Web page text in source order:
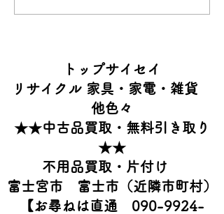
​トップサイセイ
リサイクル 家具・家電・雑貨
他色々
​★★中古品買取・無料引き取り
★★
不用品買取・片付け
富士宮市 富士市（近隣市町村）
【お尋ねは直通 090-9924-